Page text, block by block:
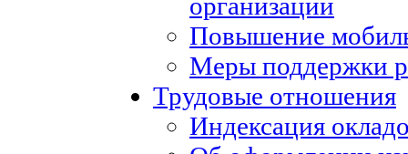
Повышение
Меры поддержки
Трудовые отношения
Индексация